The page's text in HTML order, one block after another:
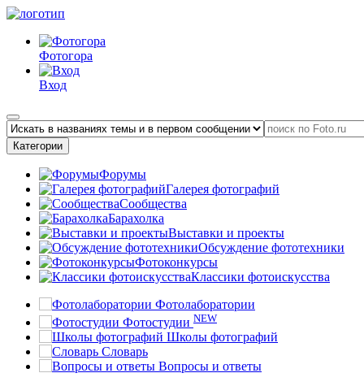
Фотогора
Вход
Категории
Форумы
Галерея фотографий
Сообщества
Барахолка
Выставки и проекты
Обсуждение фототехники
Фотоконкурсы
Классики фотоискусства
Фотолаборатории
Фотостудии NEW
Школы фотографий
Словарь
Вопросы и ответы